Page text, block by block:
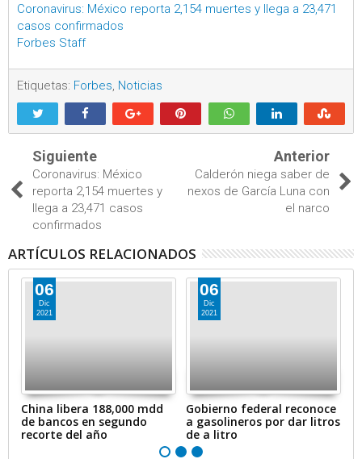
Coronavirus: México reporta 2,154 muertes y llega a 23,471
casos confirmados
Forbes Staff
Etiquetas: Forbes Noticias
Siguiente
Coronavirus: México
reporta 2,154 muertes y
llega a 23,471 casos
confirmados
Anterior
Calderón niega saber de
nexos de García Luna con
el narco
ARTÍCULOS RELACIONADOS
06
Dic
2021
China libera 188,000 mdd
de bancos en segundo
recorte del año
06
Dic
2021
Gobierno federal reconoce
a gasolineros por dar litros
de a litro